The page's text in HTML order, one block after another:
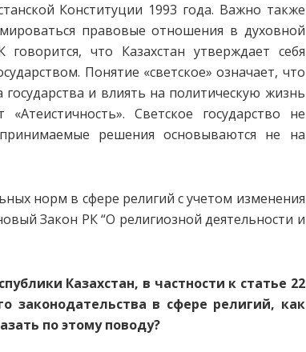
Конституции 1993 года. Важно также
правовые отношения в духовной
что Казахстан утверждает себя
Понятие «светское» означает, что
и влиять на политическую жизнь
Светское государство не
решения основываются не на
норм в сфере религий с учетом изменения
Закон РК “О религиозной деятельности и
Казахстан, в частности к статье 22
законодательства в сфере религий, как
по этому поводу?